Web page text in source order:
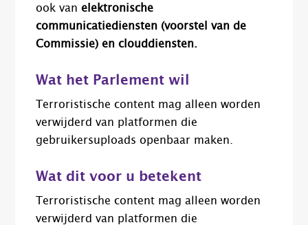
ook vanelektronische
communicatiediensten (voorstel van de
Commissie) en clouddiensten.
Wat het Parlement wil
Terroristische content mag alleen worden
verwijderd van platformen die
gebruikersuploads openbaar maken.
Wat dit voor u betekent
Terroristische content mag alleen worden
verwijderd van platformen die